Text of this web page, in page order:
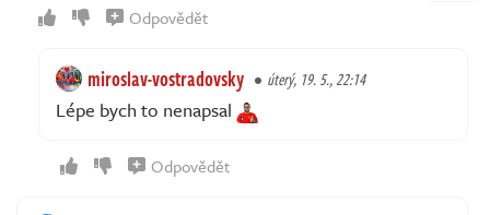
Odpovědět
miroslav-vostradovsky úterý, 19. 5., 22:14
Lépe bych to nenapsal
Odpovědět